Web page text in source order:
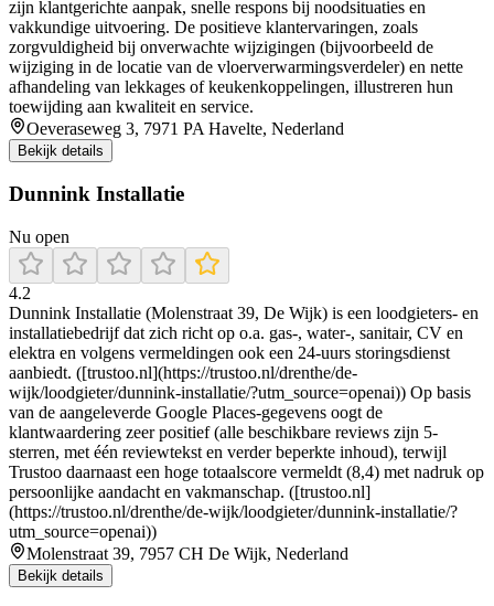
zijn klantgerichte aanpak, snelle respons bij noodsituaties en
vakkundige uitvoering. De positieve klantervaringen, zoals
zorgvuldigheid bij onverwachte wijzigingen (bijvoorbeeld de
wijziging in de locatie van de vloerverwarmingsverdeler) en nette
afhandeling van lekkages of keukenkoppelingen, illustreren hun
toewijding aan kwaliteit en service.
Oeveraseweg 3, 7971 PA Havelte, Nederland
Bekijk details
Dunnink Installatie
Nu open
4.2
Dunnink Installatie (Molenstraat 39, De Wijk) is een loodgieters- en
installatiebedrijf dat zich richt op o.a. gas-, water-, sanitair, CV en
elektra en volgens vermeldingen ook een 24-uurs storingsdienst
aanbiedt. ([trustoo.nl](https://trustoo.nl/drenthe/de-
wijk/loodgieter/dunnink-installatie/?utm_source=openai)) Op basis
van de aangeleverde Google Places-gegevens oogt de
klantwaardering zeer positief (alle beschikbare reviews zijn 5-
sterren, met één reviewtekst en verder beperkte inhoud), terwijl
Trustoo daarnaast een hoge totaalscore vermeldt (8,4) met nadruk op
persoonlijke aandacht en vakmanschap. ([trustoo.nl]
(https://trustoo.nl/drenthe/de-wijk/loodgieter/dunnink-installatie/?
utm_source=openai))
Molenstraat 39, 7957 CH De Wijk, Nederland
Bekijk details